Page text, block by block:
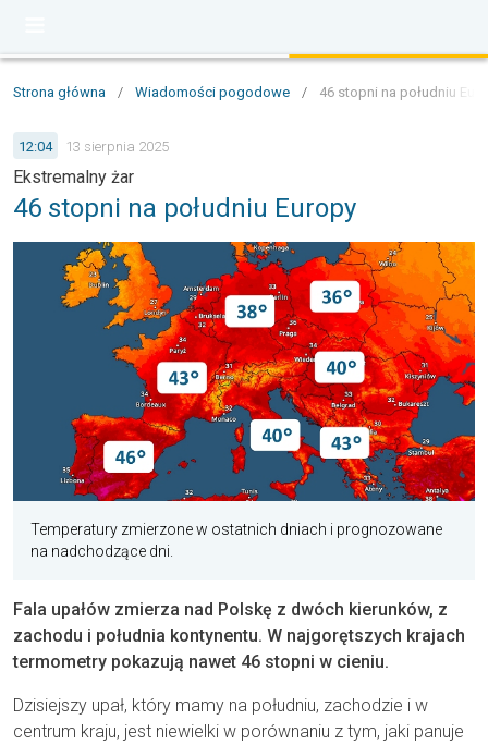
Strona główna / Wiadomości pogodowe / 46 stopni na południu
12:04 13 sierpnia 2025
Ekstremalny żar
46 stopni na południu Europy
Temperatury zmierzone w ostatnich dniach i prognozowane
na nadchodzące dni.
Fala upałów zmierza nad Polskę z dwóch kierunków, z
zachodu i południa kontynentu. W najgorętszych krajach
termometry pokazują nawet 46 stopni w cieniu.
Dzisiejszy upał, który mamy na południu, zachodzie i w
centrum kraju, jest niewielki w porównaniu z tym, jaki panuje